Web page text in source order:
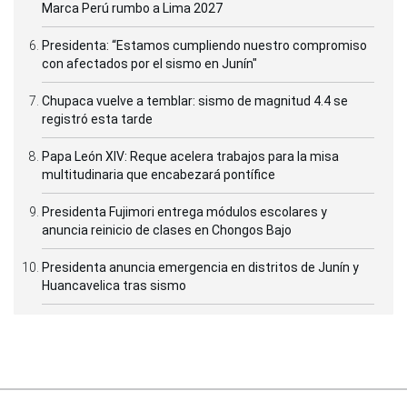
Marca Perú rumbo a Lima 2027
Presidenta: “Estamos cumpliendo nuestro compromiso
con afectados por el sismo en Junín"
Chupaca vuelve a temblar: sismo de magnitud 4.4 se
registró esta tarde
Papa León XIV: Reque acelera trabajos para la misa
multitudinaria que encabezará pontífice
Presidenta Fujimori entrega módulos escolares y
anuncia reinicio de clases en Chongos Bajo
Presidenta anuncia emergencia en distritos de Junín y
Huancavelica tras sismo